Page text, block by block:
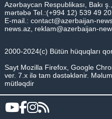
Azərbaycan Respublikası, Bakı
mərtəbə Tel.:(+994 12) 539 49
E-mail.: contact@azerbaijan-
news.az reklam@azerbaijan-
2000-2024(c) Bütün hüquqları
Sayt Mozilla Firefox, Google
ver. 7.x ilə tam dəstəklənir.
mütləqdir